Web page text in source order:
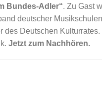
Bundes-Adler“. Zu Gast
deutscher
des Deutschen
Jetzt zum Nachhören.